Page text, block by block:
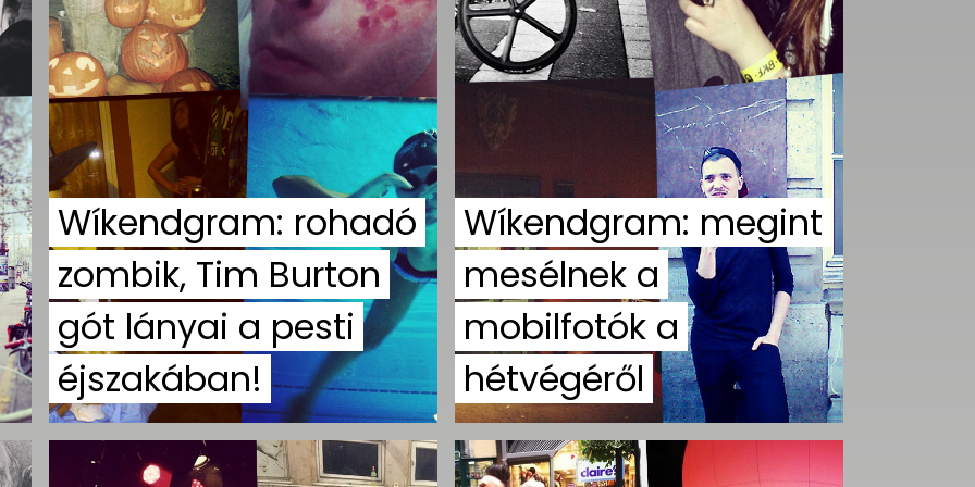
Wíkendgram: rohadó
zombik, Tim Burton
gót lányai a pesti
éjszakában!
Wíkendgram: megint
mesélnek a
mobilfotók a
hétvégéről